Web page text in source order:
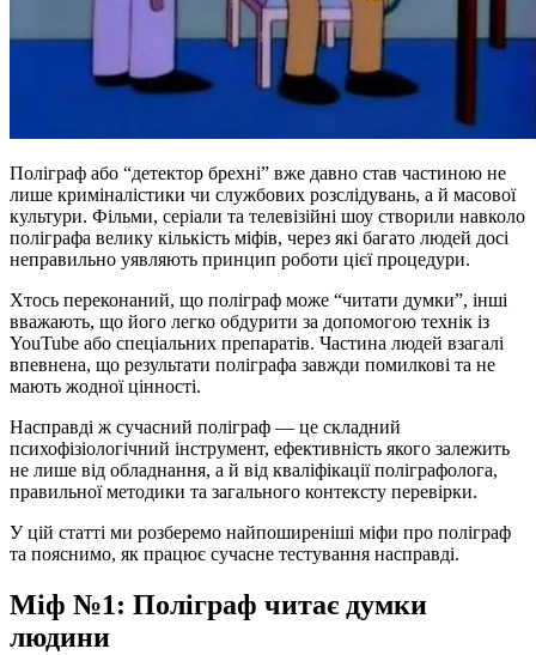
Поліграф або “детектор брехні” вже давно став частиною не
лише криміналістики чи службових розслідувань, а й масової
культури. Фільми, серіали та телевізійні шоу створили навколо
поліграфа велику кількість міфів, через які багато людей досі
неправильно уявляють принцип роботи цієї процедури.
Хтось переконаний, що поліграф може “читати думки”, інші
вважають, що його легко обдурити за допомогою технік із
YouTube або спеціальних препаратів. Частина людей взагалі
впевнена, що результати поліграфа завжди помилкові та не
мають жодної цінності.
Насправді ж сучасний поліграф — це складний
психофізіологічний інструмент, ефективність якого залежить
не лише від обладнання, а й від кваліфікації поліграфолога,
правильної методики та загального контексту перевірки.
У цій статті ми розберемо найпоширеніші міфи про поліграф
та пояснимо, як працює сучасне тестування насправді.
Міф №1: Поліграф читає думки
людини